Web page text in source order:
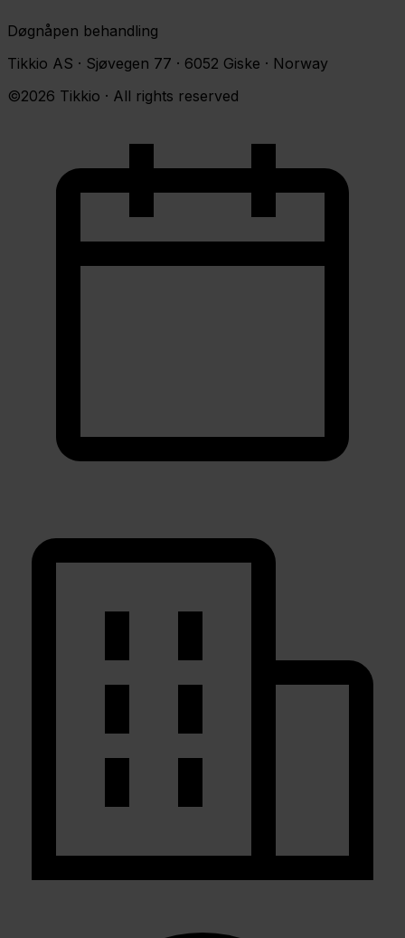
Døgnåpen behandling
Tikkio AS · Sjøvegen 77 · 6052 Giske · Norway
©2026 Tikkio · All rights reserved